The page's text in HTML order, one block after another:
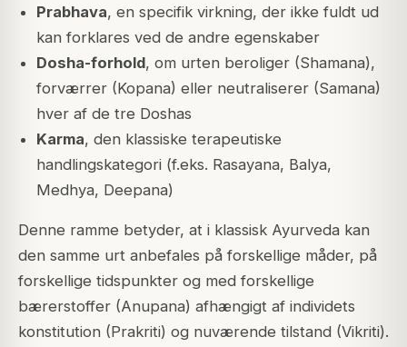
Prabhava, en specifik virkning, der ikke fuldt ud
kan forklares ved de andre egenskaber
Dosha-forhold, om urten beroliger (Shamana),
forværrer (Kopana) eller neutraliserer (Samana)
hver af de tre Doshas
Karma, den klassiske terapeutiske
handlingskategori (f.eks. Rasayana, Balya,
Medhya, Deepana)
Denne ramme betyder, at i klassisk Ayurveda kan
den samme urt anbefales på forskellige måder, på
forskellige tidspunkter og med forskellige
bærerstoffer (Anupana) afhængigt af individets
konstitution (Prakriti) og nuværende tilstand (Vikriti).